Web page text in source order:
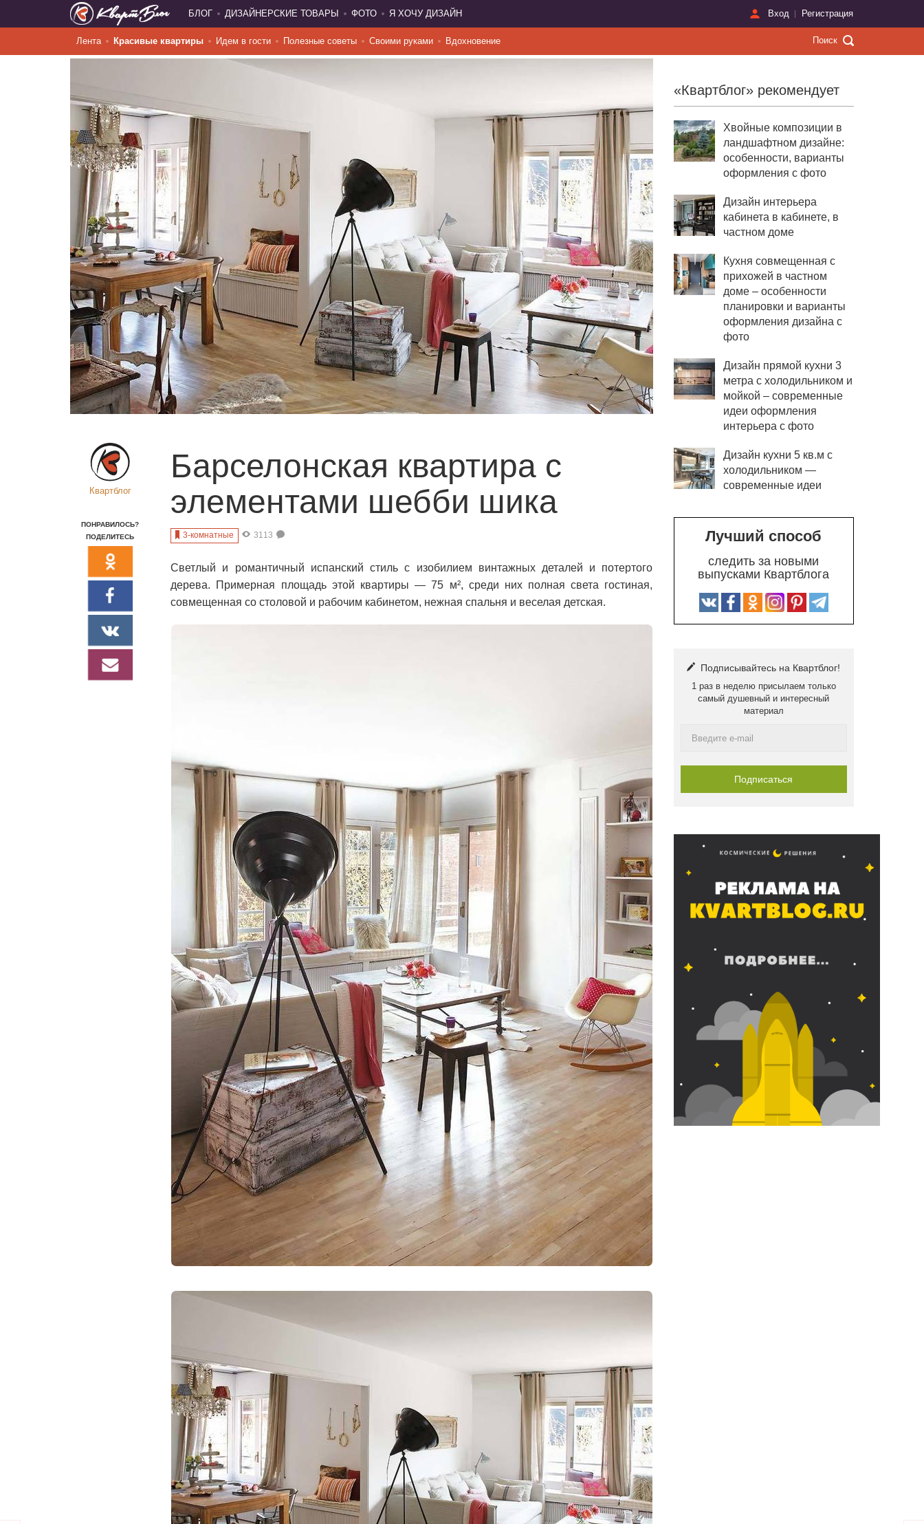
БЛОГ ДИЗАЙНЕРСКИЕ ТОВАРЫ ФОТО Я ХОЧУ ДИЗАЙН Вход Регистрация
Лента Красивые квартиры Идем в гости Полезные советы Своими руками Вдохновение
Квартблог
ПОНРАВИЛОСЬ?
ПОДЕЛИТЕСЬ
Барселонская квартира с
элементами шебби шика
3-комнатные 3113
Светлый и романтичный испанский стиль с изобилием винтажных деталей и потертого
дерева. Примерная площадь этой квартиры — 75 м², среди них полная света гостиная,
совмещенная со столовой и рабочим кабинетом, нежная спальня и веселая детская.
«Квартблог» рекомендует
Хвойные композиции в
ландшафтном дизайне:
особенности, варианты
оформления с фото
Дизайн интерьера
кабинета в кабинете, в
частном доме
Кухня совмещенная с
прихожей в частном
доме – особенности
планировки и варианты
оформления дизайна с
фото
Дизайн прямой кухни 3
метра с холодильником и
мойкой – современные
идеи оформления
интерьера с фото
Дизайн кухни 5 кв.м с
холодильником —
современные идеи
Лучший способ
следить за новыми
выпусками Квартблога
Подписывайтесь на Квартблог!
1 раз в неделю присылаем только
самый душевный и интересный
материал